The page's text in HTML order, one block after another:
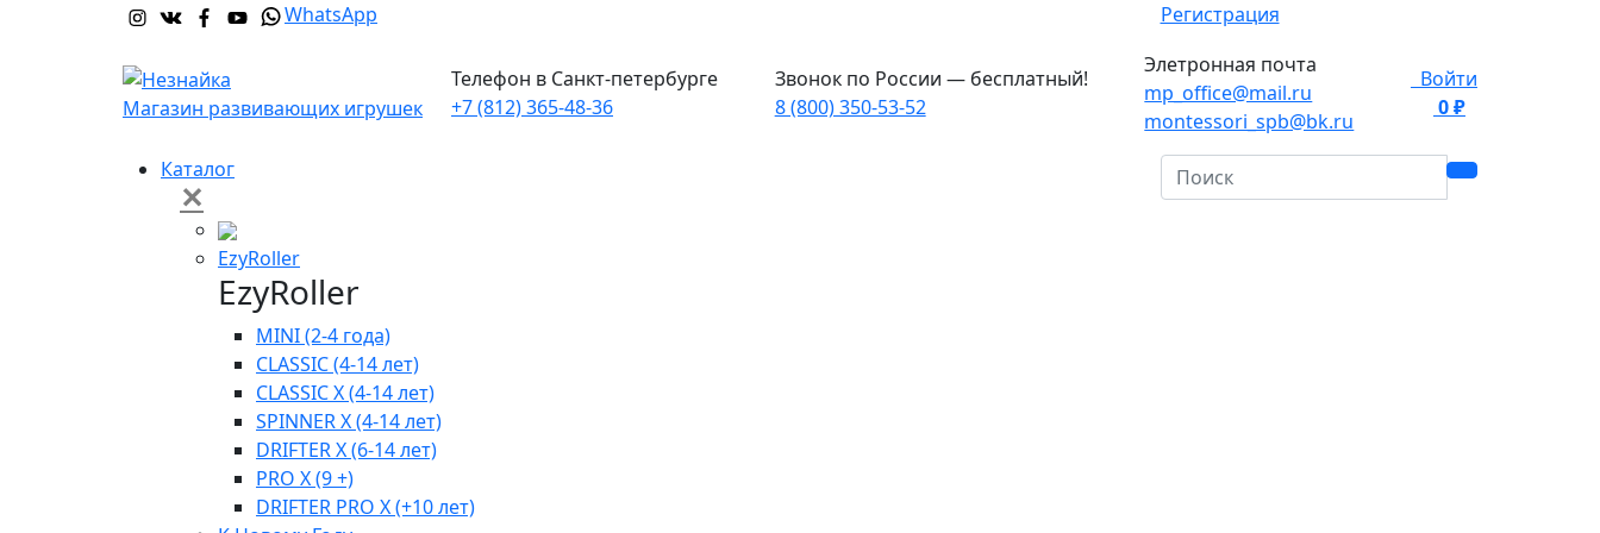
WhatsApp Регистрация
Магазин развивающих игрушек
Телефон в Санкт-петербурге
+7 (812) 365-48-36
Звонок по России — бесплатный!
8 (800) 350-53-52
Элетронная почта
mp_office@mail.ru
montessori_spb@bk.ru
Войти
0 ₽
Каталог
✕
EzyRoller
EzyRoller
MINI (2-4 года)
CLASSIC (4-14 лет)
CLASSIC X (4-14 лет)
SPINNER X (4-14 лет)
DRIFTER X (6-14 лет)
PRO X (9 +)
DRIFTER PRO X (+10 лет)